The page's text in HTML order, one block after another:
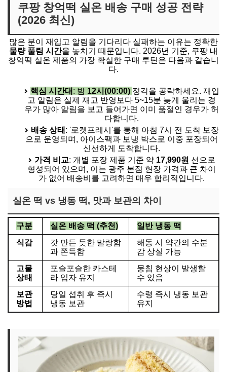
쿠팡 창억떡 실온 배송 구매 성공 전략
(2026 최신)
많은 분이 재입고 알림을 기다리다 실패하는 이유는 정확한
물량 풀림 시간을 놓치기 때문입니다. 2026년 기준, 쿠팡 내
창억떡 실온 제품의 가장 확실한 구매 루틴은 다음과 같습니
다.
핵심 시간대 : 밤 12시(00:00) 정각을 공략하세요. 재입
고 알림은 실제 재고 반영보다 5~15분 늦게 울리는 경
우가 많아 알림을 보고 들어가면 이미 품절인 경우가 허
다합니다.
배송 상태 : '로켓프레시'를 통해 아침 7시 전 도착 보장
으로 운영되며, 아이스팩과 보냉 박스로 이중 포장되어
신선하게 도착합니다.
가격 비교: 개별 포장 제품 기준 약 17,990원 선으로
형성되어 있으며, 이는 광주 본점 현장 가격과 큰 차이
가 없어 배송비를 고려하면 매우 합리적입니다.
실온 떡 vs 냉동 떡, 맛과 보관의 차이
구분 실온 배송 떡 (추천)
일반 냉동 떡
식감
갓 만든 듯한 말랑함
과 쫀득함
해동 시 약간의 수분
감 상실 가능
고물
상태
포슬포슬한 카스테
라 입자 유지
뭉침 현상이 발생할
수 있음
보관
방법
당일 섭취 후 즉시
냉동 보관
수령 즉시 냉동 보관
유지